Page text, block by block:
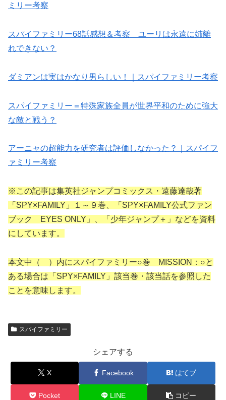
ミリー考察
スパイファミリー68話感想＆考察 ユーリは永遠に姉離
れできない？
ダミアンは実はかなり男らしい！｜スパイファミリー考察
スパイファミリー＝特殊家族全員が世界平和のために強大
な敵と戦う？
アーニャの超能力を研究者は評価しなかった？｜スパイフ
ァミリー考察
※この記事は集英社ジャンプコミックス・遠藤達哉著
「SPY×FAMILY」１～９巻、「SPY×FAMILY公式ファン
ブック EYES ONLY」、「少年ジャンプ＋」などを資料
にしています。
本文中（ ）内にスパイファミリー○巻 MISSION：○と
ある場合は「SPY×FAMILY」該当巻・該当話を参照した
ことを意味します。
スパイファミリー
シェアする
X Facebook はてブ
Pocket LINE コピー